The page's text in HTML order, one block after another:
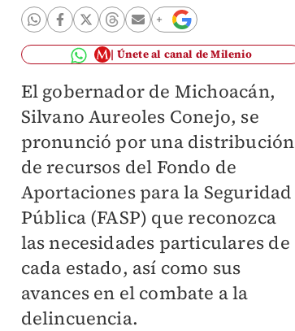
Únete al canal de Milenio
El gobernador de Michoacán,
Silvano Aureoles Conejo, se
pronunció por una distribución
de recursos del Fondo de
Aportaciones para la Seguridad
Pública (FASP) que reconozca
las necesidades particulares de
cada estado, así como sus
avances en el combate a la
delincuencia.